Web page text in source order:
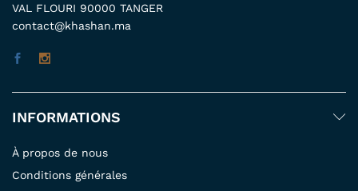
VAL FLOURI 90000 TANGER
contact@khashan.ma
INFORMATIONS
À propos de nous
Conditions générales